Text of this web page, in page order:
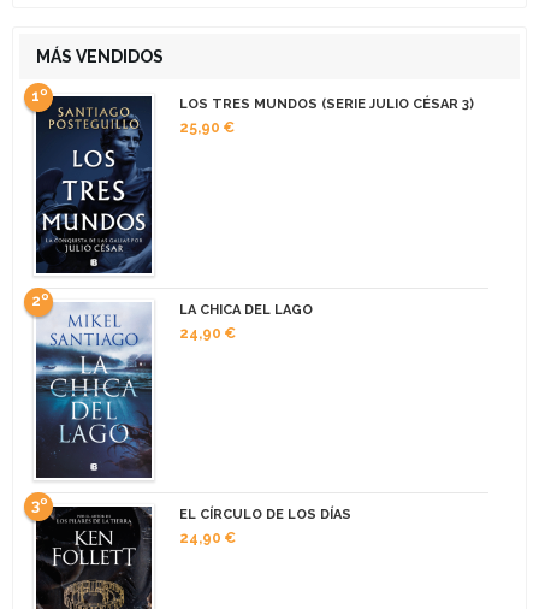
MÁS VENDIDOS
LOS TRES MUNDOS (SERIE JULIO CÉSAR 3)
25,90 €
1º
LA CHICA DEL LAGO
24,90 €
2º
EL CÍRCULO DE LOS DÍAS
24,90 €
3º